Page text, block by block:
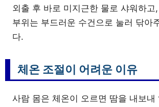
외출 후 바로 미지근한 물로 샤워하고
부위는 부드러운 수건으로 눌러 닦아
다.
체온 조절이 어려운 이유
사람 몸은 체온이 오르면 땀을 내보내